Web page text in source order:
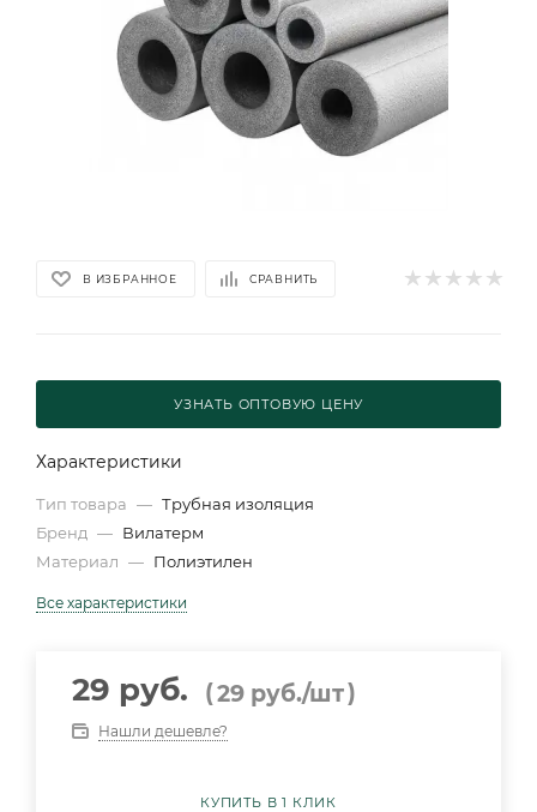
В ИЗБРАННОЕ СРАВНИТЬ
УЗНАТЬ ОПТОВУЮ ЦЕНУ
Характеристики
Тип товара — Трубная изоляция
Бренд — Вилатерм
Материал — Полиэтилен
Все характеристики
29 руб. (29 руб./шт)
Нашли дешевле?
КУПИТЬ В 1 КЛИК